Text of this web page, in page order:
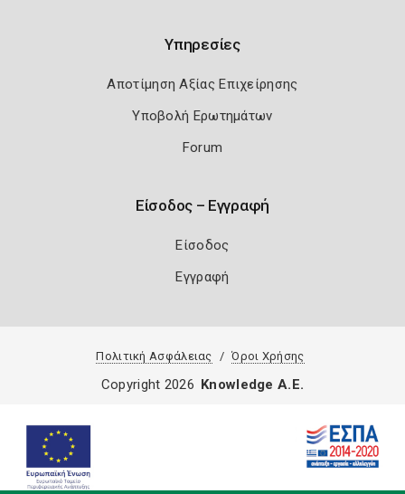
Υπηρεσίες
Αποτίμηση Αξίας Επιχείρησης
Υποβολή Ερωτημάτων
Forum
Είσοδος – Εγγραφή
Είσοδος
Εγγραφή
Πολιτική Ασφάλειας Όροι Χρήσης
Copyright 2026 Knowledge A.E.